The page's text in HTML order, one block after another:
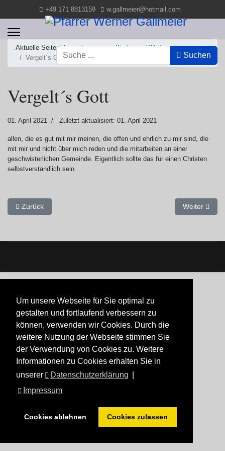
Um unsere Webseite für Sie optimal zu
gestalten und fortlaufend verbessern zu
können, verwenden wir Cookies. Durch die
weitere Nutzung der Webseite stimmen Sie
der Verwendung von Cookies zu. Weitere
Informationen zu Cookies erhalten Sie in
unserer
Datenschutzerklärung
Impressum
Cookies ablehnen Cookies zulassen
+49 171 8813159 w.gallmeier@hotmail.com
Suchen
Suchen
Aktuelle Seite:Anmerkungen zur Kirche und Welt
Vergelt´s Gott
Vergelt´s Gott
01. April 2021 Zuletzt aktualisiert: 01. April 2021
allen, die es gut mit mir meinen, die offen und ehrlich zu mir sind, die
mit mir und nicht über mich reden und die mitarbeiten an einer
geschwisterlichen Gemeinde. Eigentlich sollte das für einen Christen
selbstverständlich sein.
Vorheriger Beitrag: Stolarien
Zurück Nächster
Weiter